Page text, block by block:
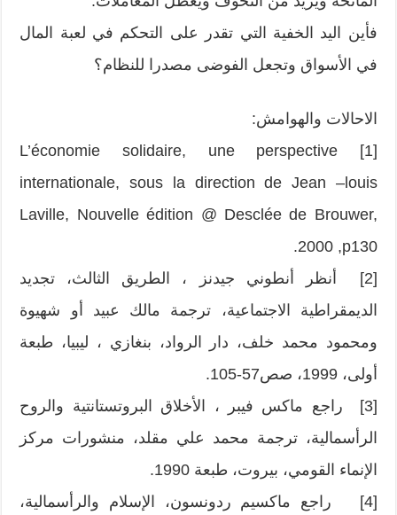
فأين اليد الخفية التي تقدر على التحكم في لعبة المال
في الأسواق وتجعل الفوضى مصدرا للنظام؟
الاحالات والهوامش:
[1] L’économie solidaire, une perspective
internationale, sous la direction de Jean –louis
Laville, Nouvelle édition @ Desclée de Brouwer,
2000 ,p130.
[2] أنظر أنطوني جيدنز ، الطريق الثالث، تجديد
الديمقراطية الاجتماعية، ترجمة مالك عبيد أو شهيوة
ومحمود محمد خلف، دار الرواد، بنغازي ، ليبيا، طبعة
أولى، 1999، صص57-105.
[3] راجع ماكس فيبر ، الأخلاق البروتستانتية والروح
الرأسمالية، ترجمة محمد علي مقلد، منشورات مركز
الإنماء القومي، بيروت، طبعة 1990.
[4] راجع ماكسيم ردونسون، الإسلام والرأسمالية،